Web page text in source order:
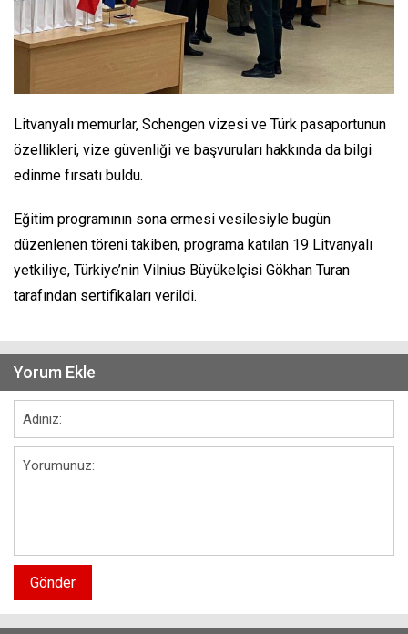
Litvanyalı memurlar, Schengen vizesi ve Türk pasaportunun
özellikleri, vize güvenliği ve başvuruları hakkında da bilgi
edinme fırsatı buldu.
Eğitim programının sona ermesi vesilesiyle bugün
düzenlenen töreni takiben, programa katılan 19 Litvanyalı
yetkiliye, Türkiye’nin Vilnius Büyükelçisi Gökhan Turan
tarafından sertifikaları verildi.
Yorum Ekle
Gönder